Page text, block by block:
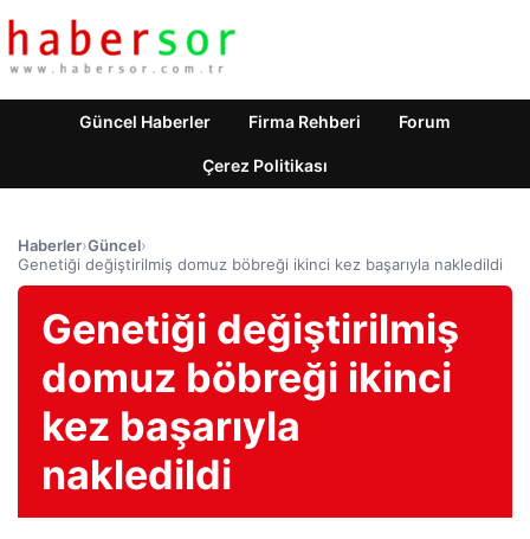
Güncel Haberler Firma Rehberi Forum
Çerez Politikası
Haberler›Güncel›
Genetiği değiştirilmiş domuz böbreği ikinci kez başarıyla nakledildi
Genetiği değiştirilmiş
domuz böbreği ikinci
kez başarıyla
nakledildi